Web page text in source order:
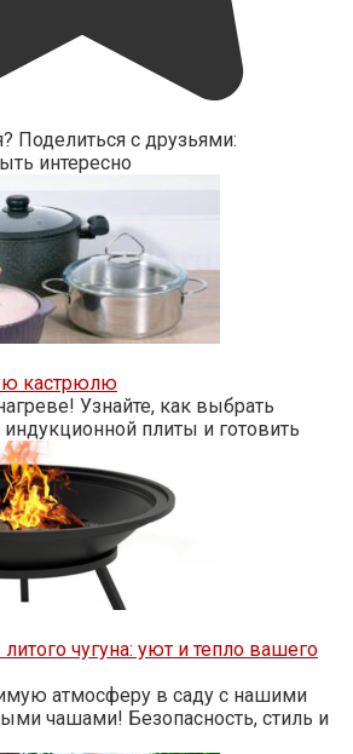
Поделиться с друзьями:
интересно
кастрюлю
Узнайте, как выбрать
плиты и готовить
чугуна: уют и тепло вашего
атмосферу в саду с нашими
чашами! Безопасность, стиль и